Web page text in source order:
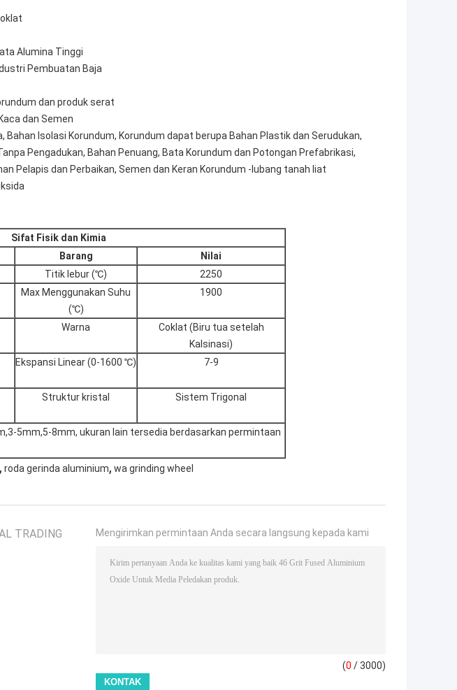
Alumina Tinggi
Pembuatan Baja
dan produk serat
dan Semen
Bahan Isolasi Korundum, Korundum dapat berupa Bahan Plastik dan Serudukan,
Pengadukan, Bahan Penuang, Bata Korundum dan Potongan Prefabrikasi,
Pelapis dan Perbaikan, Semen dan Keran Korundum -lubang tanah liat
Sifat Fisik dan Kimia
Barang
Nilai
Titik lebur (℃)
2250
Max Menggunakan Suhu
(℃)
1900
Warna
Coklat (Biru tua setelah
Kalsinasi)
Ekspansi Linear (0-1600 ℃) 7-9
Struktur kristal Sistem Trigonal
5mm,5-8mm, ukuran lain tersedia berdasarkan permintaan
, roda gerinda aluminium, wa grinding wheel
TRADING
Mengirimkan permintaan Anda secara langsung kepada kami
(0 / 3000)